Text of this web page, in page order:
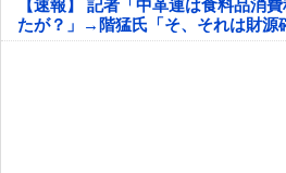
【速報】 記者「中革連は食料品消
たが？」→階猛氏「そ、それは財源